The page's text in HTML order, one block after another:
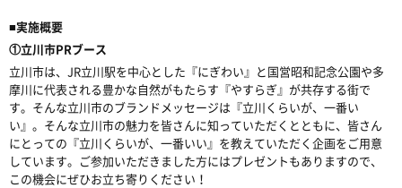
■実施概要
①立川市PRブース
立川市は、JR立川駅を中心とした『にぎわい』と国営昭和記念公園や多
摩川に代表される豊かな自然がもたらす『やすらぎ』が共存する街で
す。そんな立川市のブランドメッセージは『立川くらいが、一番い
い』。そんな立川市の魅力を皆さんに知っていただくとともに、皆さん
にとっての『立川くらいが、一番いい』を教えていただく企画をご用意
しています。ご参加いただきました方にはプレゼントもありますので、
この機会にぜひお立ち寄りください！